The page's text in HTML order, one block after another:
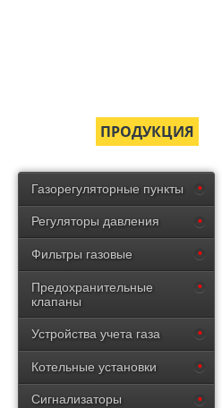
ПРОДУКЦИЯ
Газорегуляторные пункты
Регуляторы давления
Фильтры газовые
Предохранительные
клапаны
Устройства учета газа
Котельные установки
Сигнализаторы